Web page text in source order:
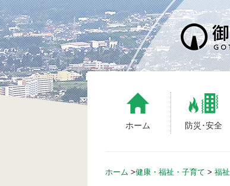
S
k
i
p
t
o
c
ホーム 防災･安全
ホーム >健康・福祉・子育て > 福祉